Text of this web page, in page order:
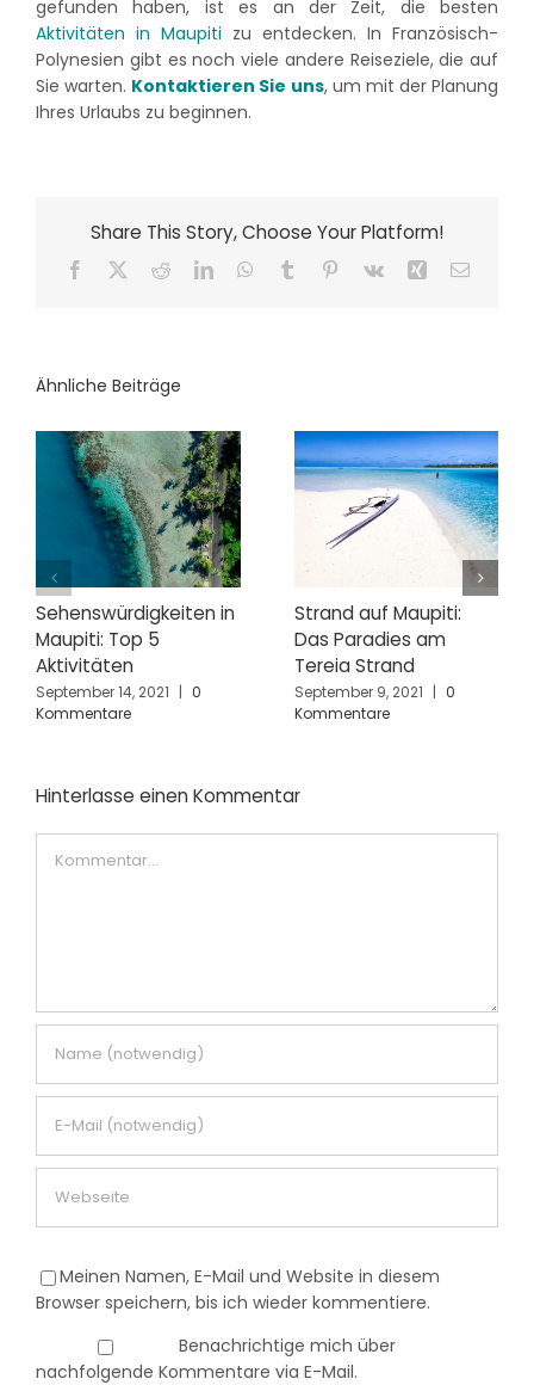
gefunden haben, ist es an der Zeit, die besten
Aktivitäten in Maupiti zu entdecken. In Französisch-
Polynesien gibt es noch viele andere Reiseziele, die auf
Sie warten. Kontaktieren Sie uns, um mit der Planung
Ihres Urlaubs zu beginnen.
Share This Story, Choose Your Platform!
Facebook RedditLinkedInWhatsApp
Tumblr Pinterest
Vk Xing E-
Ähnliche Beiträge
Sehenswürdigkeiten in
Maupiti: Top 5
Aktivitäten
September 14, 2021 | 0
Kommentare
Strand auf Maupiti:
Das Paradies am
Tereia Strand
September 9, 2021 | 0
Kommentare
Hinterlasse einen Kommentar
Meinen Namen, E-Mail und Website in diesem
Browser speichern, bis ich wieder kommentiere.
Benachrichtige mich über
nachfolgende Kommentare via E-Mail.